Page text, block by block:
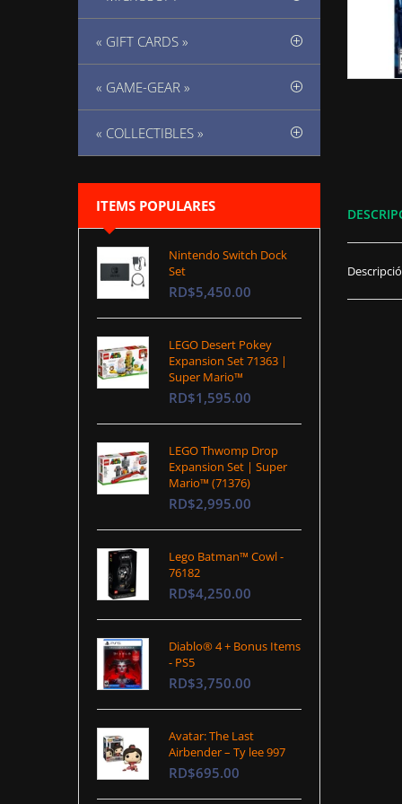
« GIFT CARDS »
« GAME-GEAR »
« COLLECTIBLES »
ITEMS POPULARES
Nintendo Switch Dock
Set
RD$5,450.00
LEGO Desert Pokey
Expansion Set 71363 |
Super Mario™
RD$1,595.00
LEGO Thwomp Drop
Expansion Set | Super
Mario™ (71376)
RD$2,995.00
Lego Batman™ Cowl -
76182
RD$4,250.00
Diablo® 4 + Bonus Items
- PS5
RD$3,750.00
Avatar: The Last
Airbender – Ty lee 997
RD$695.00